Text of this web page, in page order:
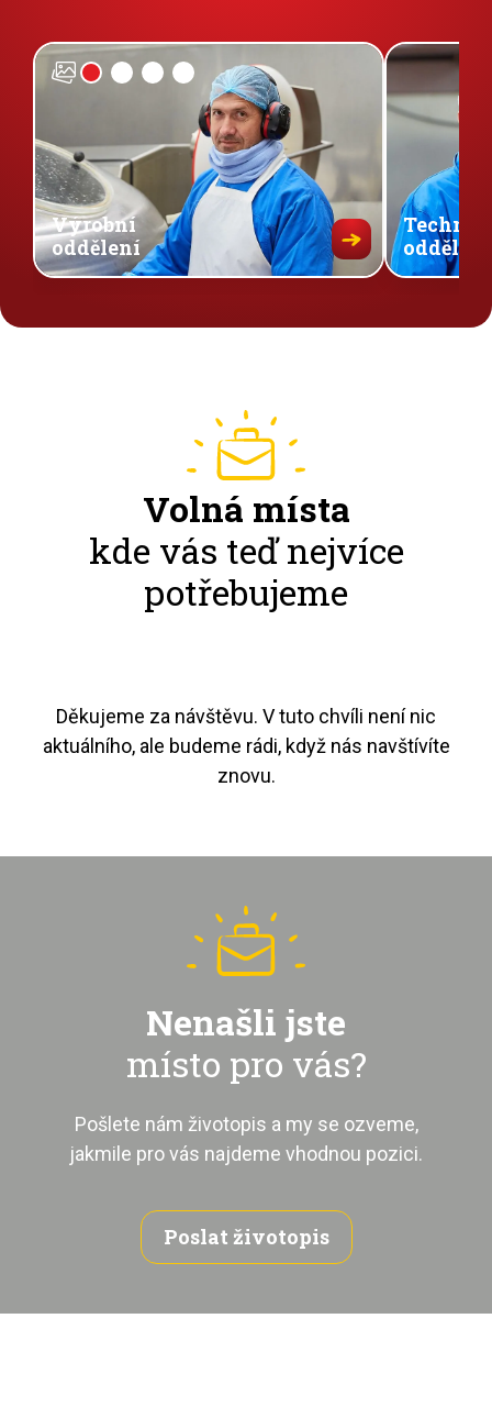
Výrobní
oddělení
oddělení
Volná místa
kde vás teď nejvíce
potřebujeme
Děkujeme za návštěvu. V tuto chvíli není nic
aktuálního, ale budeme rádi, když nás navštívíte
znovu.
Nenašli jste
místo pro vás?
Pošlete nám životopis a my se ozveme,
jakmile pro vás najdeme vhodnou pozici.
Poslat životopis